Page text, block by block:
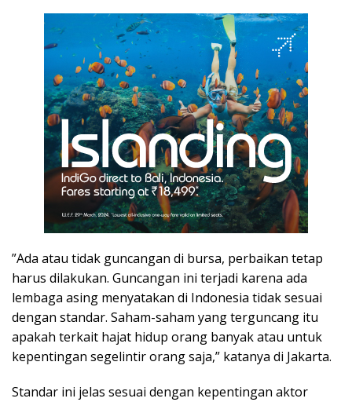
”Ada atau tidak guncangan di bursa, perbaikan tetap
harus dilakukan. Guncangan ini terjadi karena ada
lembaga asing menyatakan di Indonesia tidak sesuai
dengan standar. Saham-saham yang terguncang itu
apakah terkait hajat hidup orang banyak atau untuk
kepentingan segelintir orang saja,” katanya di Jakarta.
Standar ini jelas sesuai dengan kepentingan aktor